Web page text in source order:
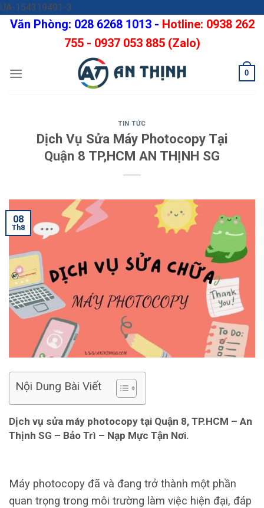
UA-154319491-3
to
content
Văn Phòng: 028 6268 1013 - Hotline: 0938 262
755 - 0937 053 885 (Zalo)
0
TIN TỨC
Dịch Vụ Sửa Máy Photocopy Tại
Quận 8 TP,HCM AN THỊNH SG
08
Th8
Nội Dung Bài Viết
Dịch vụ sửa máy photocopy tại Quận 8, TP.HCM – An
Thịnh SG – Bảo Trì – Nạp Mực Tận Nơi.
Máy photocopy đã và đang trở thành một phần
quan trọng trong môi trường làm việc hiện đại, đáp